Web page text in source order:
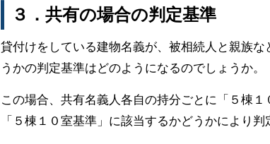
３．共有の場合の判定基準
貸付けをしている建物名義が、被相続人と親族
うかの判定基準はどのようになるのでしょうか。
この場合、共有名義人各自の持分ごとに「５棟
「５棟１０室基準」に該当するかどうかにより判